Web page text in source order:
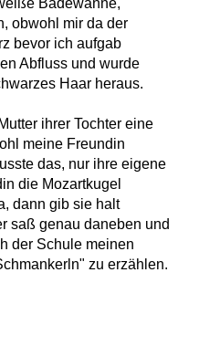
Badewanne,
obwohl mir da der
bevor ich aufgab
Abfluss und wurde
Haar heraus.
ihrer Tochter eine
meine Freundin
das, nur ihre eigene
die Mozartkugel
dann gib sie halt
saß genau daneben und
der Schule meinen
zu erzählen.